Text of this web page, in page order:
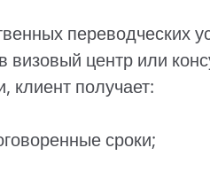
переводческих
центр или
клиент получает:
сроки;